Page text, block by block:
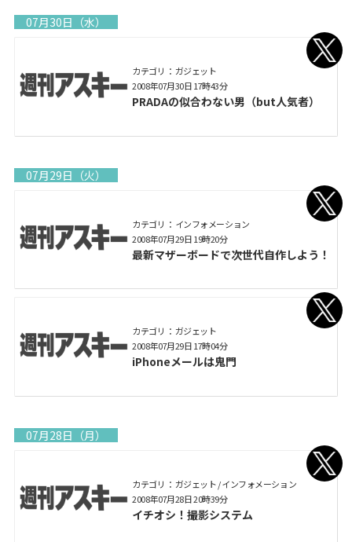
07月30日（水）
カテゴリ： ガジェット
PRADAの似合わない男（but人気者）
2008年07月30日 17時43分
07月29日（火）
カテゴリ： インフォメーション
最新マザーボードで次世代自作しよう！
2008年07月29日 19時20分
カテゴリ： ガジェット
iPhoneメールは鬼門
2008年07月29日 17時04分
07月28日（月）
カテゴリ： ガジェット / インフォメーション
イチオシ！撮影システム
2008年07月28日 20時39分